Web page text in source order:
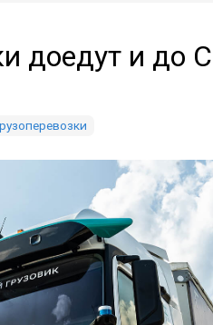
доедут и до